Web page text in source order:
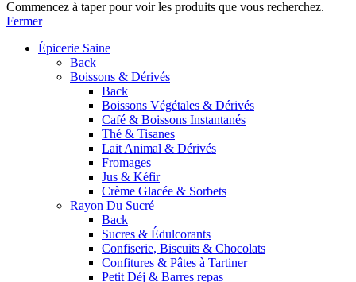
Commencez à taper pour voir les produits que vous recherchez.
Fermer
Épicerie Saine
Back
Boissons & Dérivés
Back
Boissons Végétales & Dérivés
Café & Boissons Instantanés
Thé & Tisanes
Lait Animal & Dérivés
Fromages
Jus & Kéfir
Crème Glacée & Sorbets
Rayon Du Sucré
Back
Sucres & Édulcorants
Confiserie, Biscuits & Chocolats
Confitures & Pâtes à Tartiner
Petit Déj & Barres repas